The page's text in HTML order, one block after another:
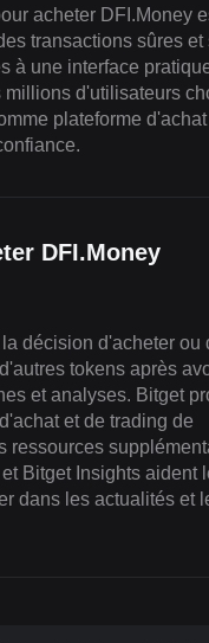
acheter DFI.Money
transactions sûres et
à une interface
millions d'utilisateurs
plateforme d'achat
DFI.Money
décision d'acheter ou
tokens après
et analyses. Bitget
et de trading de
ressources
Bitget Insights aident
dans les actualités et